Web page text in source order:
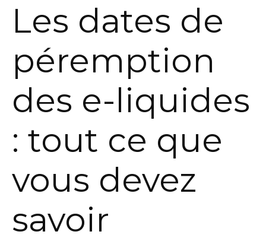
Les dates de
péremption
des e-liquides
: tout ce que
vous devez
savoir